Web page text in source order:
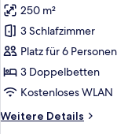
Presidential-
Suite,
3 Schlafzimmer,
Strandnähe
anzeigen
250 m²
3 Schlafzimmer
Platz für 6 Personen
3 Doppelbetten
Kostenloses WLAN
Weitere Details
Weitere